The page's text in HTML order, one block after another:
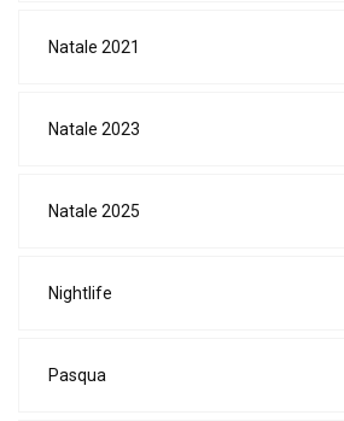
Natale 2021
Natale 2023
Natale 2025
Nightlife
Pasqua